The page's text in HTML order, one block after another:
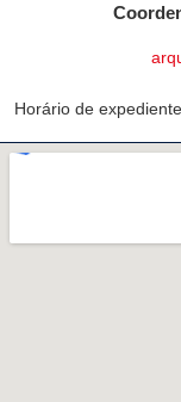
Horário de